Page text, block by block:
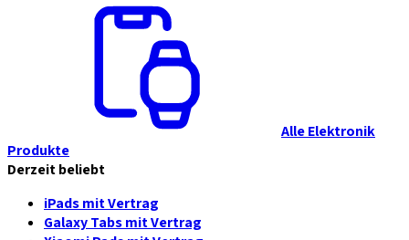
Alle Elektronik
Produkte
Derzeit beliebt
iPads mit Vertrag
Galaxy Tabs mit Vertrag